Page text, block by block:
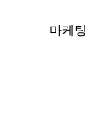
마케팅